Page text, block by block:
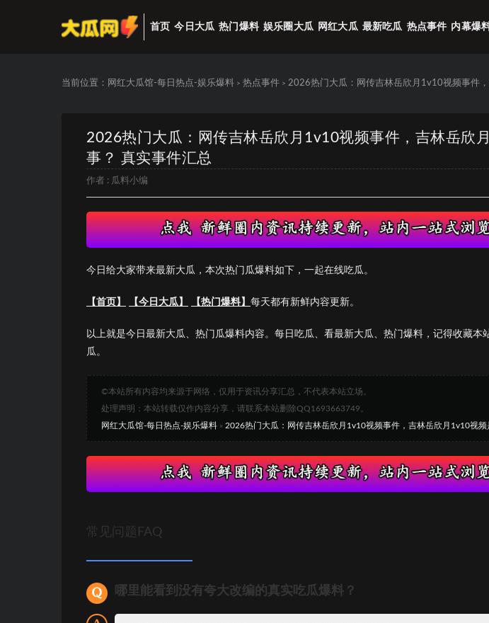
首页 今日大瓜 热门爆料 娱乐圈大瓜 网红大瓜 最新吃瓜 热点事件 内幕爆
当前位置： 网红大瓜馆-每日热点-娱乐爆料 > 热点事件 > 2026热门大瓜：网传吉林岳欣月1v10视频事件
2026热门大瓜：网传吉林岳欣月1v10视频事件，吉林岳欣
事？ 真实事件汇总
作者 : 瓜料小编
今日给大家带来最新大瓜，本次热门瓜爆料如下，一起在线吃瓜。
【首页】 【今日大瓜】 【热门爆料】 每天都有新鲜内容更新。
以上就是今日最新大瓜、热门瓜爆料内容。每日吃瓜、看最新大瓜、热门爆料，记得收藏本
瓜。
©本站所有内容均来源于网络，仅用于资讯分享汇总，不代表本站立场。
处理声明：本站转载仅作内容分享，请联系本站删除QQ1693663749。
网红大瓜馆-每日热点-娱乐爆料 » 2026热门大瓜：网传吉林岳欣月1v10视频事件，吉林岳欣月1v10视
常见问题FAQ
哪里能看到没有夸大改编的真实吃瓜爆料？